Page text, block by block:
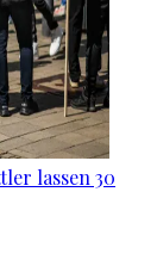
lassen 30